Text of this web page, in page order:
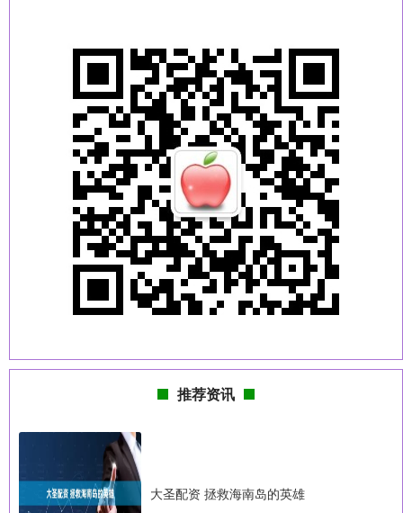
推荐资讯
大圣配资 拯救海南岛的英雄